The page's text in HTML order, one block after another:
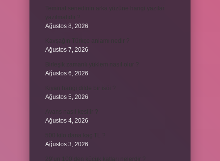
Ağustos 8, 2026
Ağustos 7, 2026
Ağustos 6, 2026
Ağustos 5, 2026
Ağustos 4, 2026
Ağustos 3, 2026